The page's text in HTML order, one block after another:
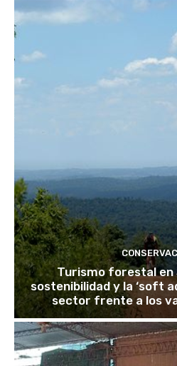
Turismo forestal en
sostenibilidad y la ‘soft
sector frente a los